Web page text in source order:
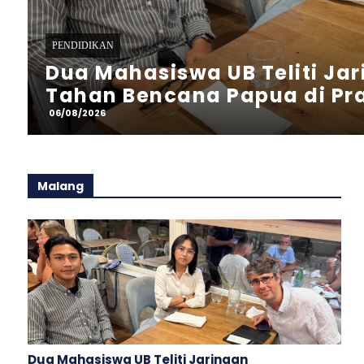
PENDIDIKAN
Sambut HUT RI, Mahasiswa
Kompak Ubah Wajah
06/08/2026
Malang
Dua Mahasiswa UB Teliti Jaringan